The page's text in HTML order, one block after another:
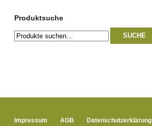
Produktsuche
Suche
nach:
SUCHE
Impressum AGB Datenschutzerklärung